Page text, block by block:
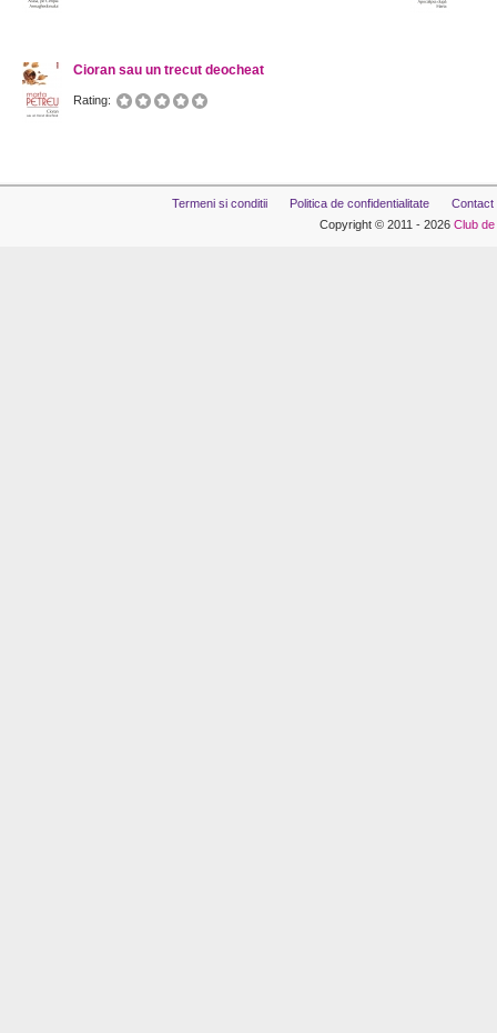
Cioran sau un trecut deocheat
Rating:
Termeni si conditii Politica de confidentialitate
Contact
Copyright © 2011 - 2026 Club